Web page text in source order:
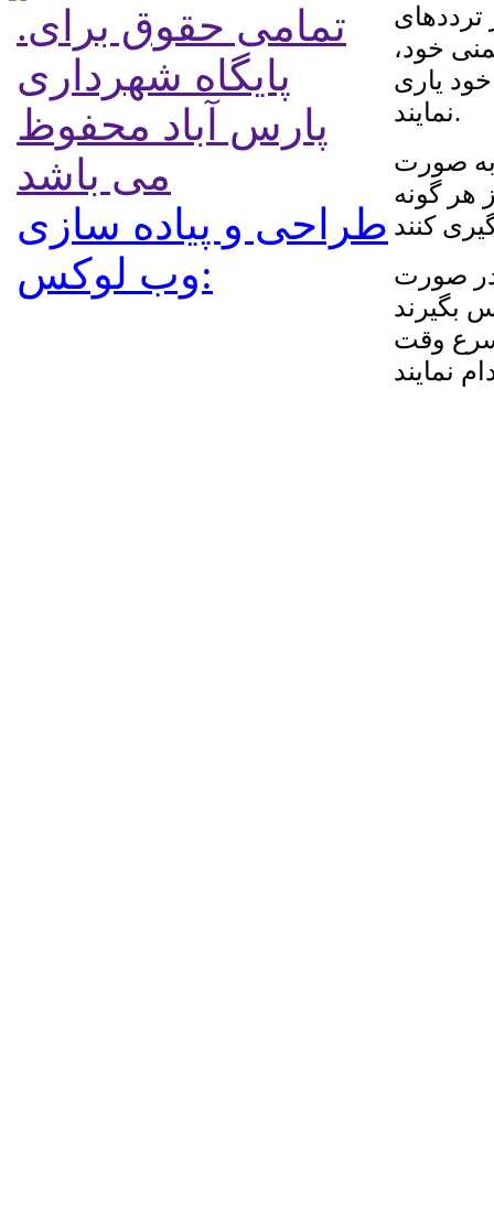
خود،
یاری
نمایند.
به صورت
هر گونه
در صورت
این زمینه با سامانه ۱۳۷ تماس بگیرند
وقت
نمایند
.تمامی حقوق برای
پایگاه شهرداری
پارس آباد محفوظ
می باشد
طراحی و پیاده سازی
:وب لوکس